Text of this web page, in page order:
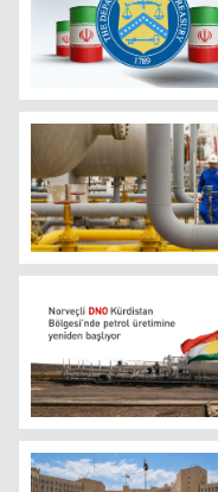
ABD, İran petrolüne
Irak ve Türkiye
Norveçli DNO